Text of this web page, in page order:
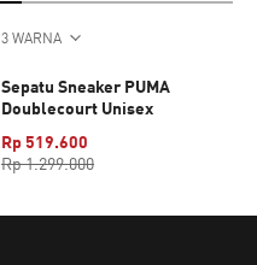
3 WARNA
Sepatu Sneaker PUMA
Doublecourt Unisex
Rp 519.600
Rp 1.299.000